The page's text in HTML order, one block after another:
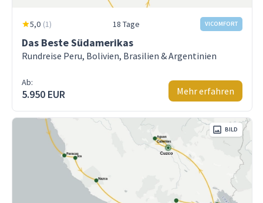
5,0 (1) 18 Tage VICOMFORT
Das Beste Südamerikas
Rundreise Peru, Bolivien, Brasilien & Argentinien
Ab:
5.950 EUR Mehr erfahren
BILD